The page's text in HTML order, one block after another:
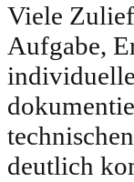
Viele
Aufgabe,
deutlich